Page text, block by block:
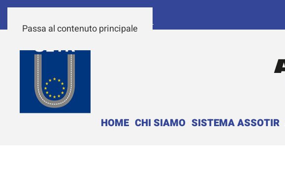
Passa al contenuto principale
HOME CHI SIAMO SISTEMA ASSOTIR